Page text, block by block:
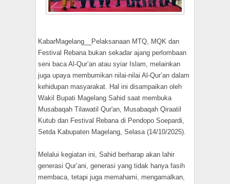
KabarMagelang__Pelaksanaan MTQ, MQK dan
Festival Rebana bukan sekadar ajang perlombaan
seni baca Al-Qur’an atau syiar Islam, melainkan
juga upaya membumikan nilai-nilai Al-Qur’an dalam
kehidupan masyarakat. Hal ini disampaikan oleh
Wakil Bupati Magelang Sahid saat membuka
Musabaqah Tilawatil Qur'an, Musabaqah Qiraatil
Kutub dan Festival Rebana di Pendopo Soepardi,
Setda Kabupaten Magelang, Selasa (14/10/2025).
Melalui kegiatan ini, Sahid berharap akan lahir
generasi Qur’ani, generasi yang tidak hanya fasih
membaca, tetapi juga memahami, mengamalkan,